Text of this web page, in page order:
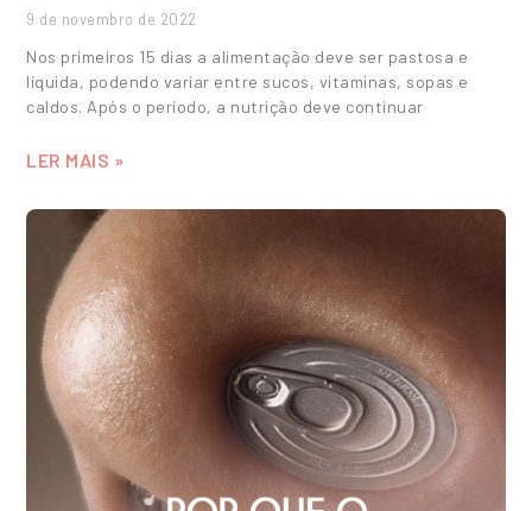
9 de novembro de 2022
Nos primeiros 15 dias a alimentação deve ser pastosa e
líquida, podendo variar entre sucos, vitaminas, sopas e
caldos. Após o período, a nutrição deve continuar
LER MAIS »